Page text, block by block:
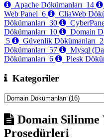
Apache Dökümanları 14
Web Panel 6 CliaWeb
Dökümanları 30
Dökümanları 10 Domain
5
Güvenlik Dökümanları
Dökümanları 57 Mysql
Dökümanları 6 Plesk
Kategoriler
Domain
Prosedürleri